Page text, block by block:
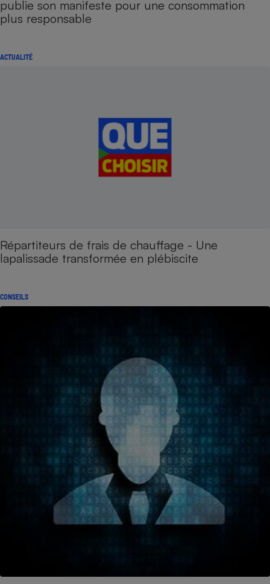
publie son manifeste pour une consommation
plus responsable
ACTUALITÉ
Répartiteurs de frais de chauffage - Une
lapalissade transformée en plébiscite
CONSEILS